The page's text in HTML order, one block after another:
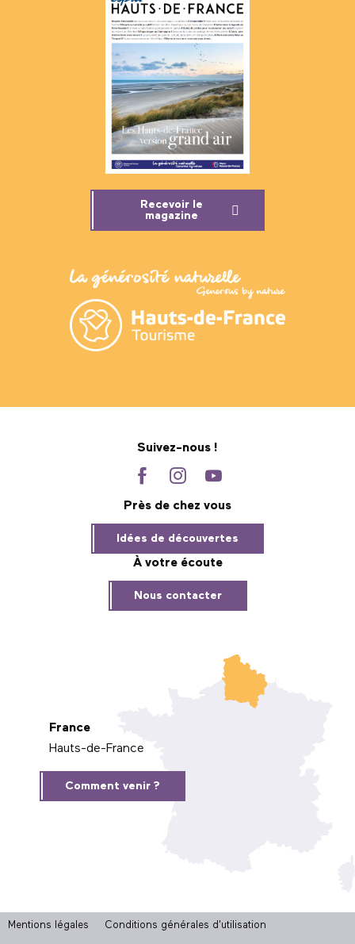
Recevoir le
magazine
Suivez-nous !
Près de chez vous
Idées de découvertes
À votre écoute
Nous contacter
France
Hauts-de-France
Comment venir ?
Mentions légales Conditions générales d'utilisation